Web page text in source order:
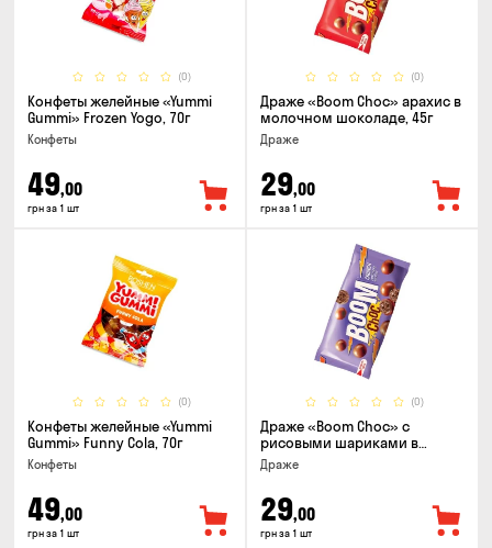
(0)
Конфеты желейные «Yummi
Gummi» Frozen Yogo, 70г
Конфеты
49,00
грн за 1 шт
(0)
Драже «Boom Choc» арахис в
молочном шоколаде, 45г
Драже
29,00
грн за 1 шт
(0)
Конфеты желейные «Yummi
Gummi» Funny Cola, 70г
Конфеты
49,00
грн за 1 шт
(0)
Драже «Boom Choc» с
рисовыми шариками в
молочном шоколаде, 30г
Драже
29,00
грн за 1 шт